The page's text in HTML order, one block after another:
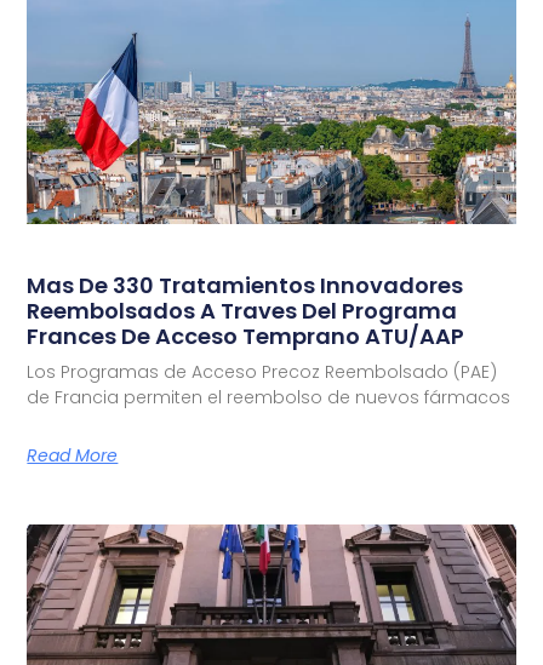
Mas De 330 Tratamientos Innovadores
Reembolsados A Traves Del Programa
Frances De Acceso Temprano ATU/AAP
Los Programas de Acceso Precoz Reembolsado (PAE)
de Francia permiten el reembolso de nuevos fármacos
Read More